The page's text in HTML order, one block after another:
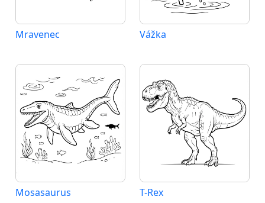
Mravenec Vážka
Mosasaurus T-Rex